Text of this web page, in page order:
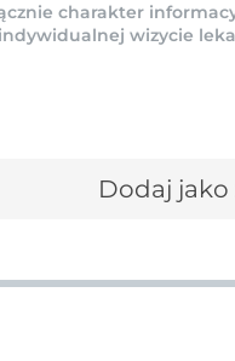
charakter
wizycie
Dodaj jako